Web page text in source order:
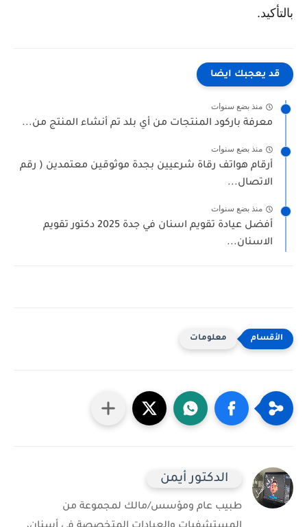
بالتأكيد.
قد يعجبك ايضا
منذ بضع سنوات
معرفة باركود المنتجات من أي بلد تم أنشاء المنتج من...
منذ بضع سنوات
أرقام هواتف رقاة شرعيين بجدة موثوقين معتمدين ( رقم
الاتصال...
منذ بضع سنوات
أفضل عيادة تقويم اسنان في جدة 2025 دكتور تقويم
الاسنان...
معلومات
الدكتور أيمن
طبيب عام ومؤسس/مالك لمجموعة من